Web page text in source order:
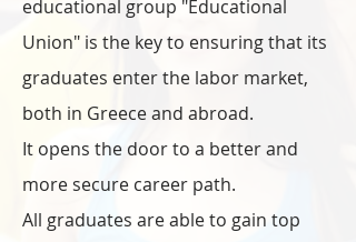
educational group "Educational
Union" is the key to ensuring that its
graduates enter the labor market,
both in Greece and abroad.
It opens the door to a better and
more secure career path.
All graduates are able to gain top